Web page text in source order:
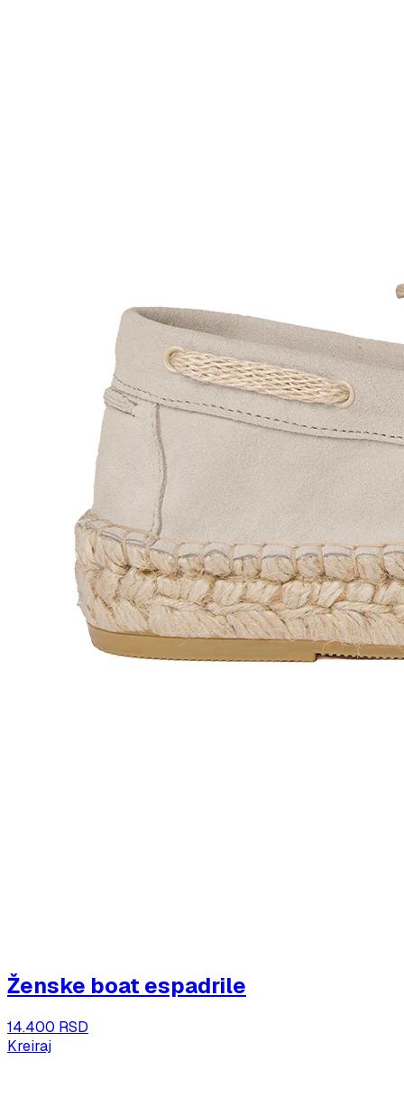
Ženske boat espadrile
14.400 RSD
Kreiraj